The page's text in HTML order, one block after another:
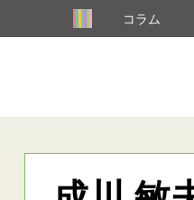
コラム